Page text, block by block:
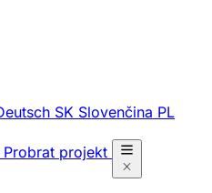
SK Slovenčina PL
Probrat projekt